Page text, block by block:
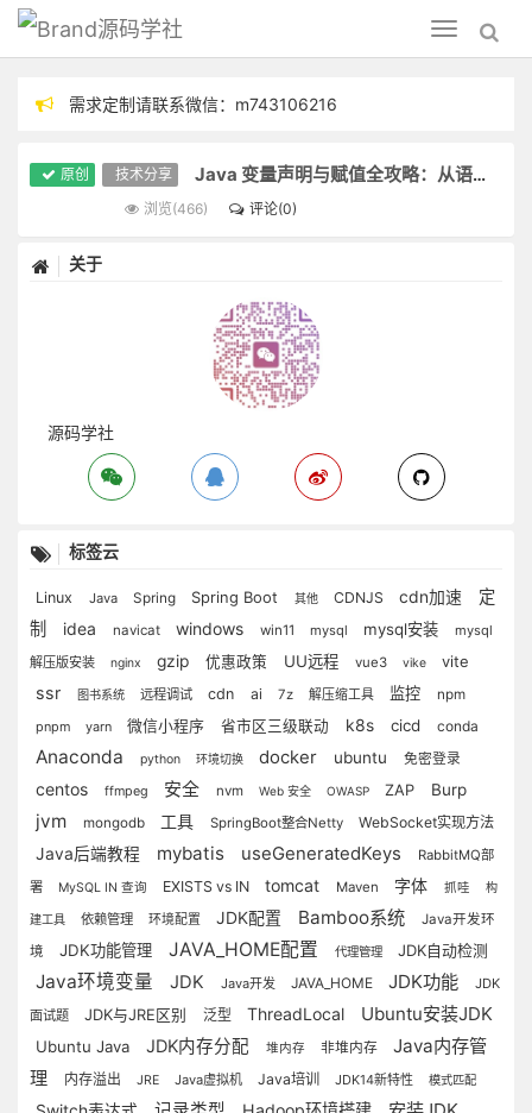
Toggle
navigation
源码学社
需求定制请联系微信：m743106216
原创 技术分享 Java 变量声明与赋值全攻略：从语法基础到实践案例
浏览(466) 评论(0)
关于
源码学社
标签云
Linux Java Spring Spring Boot 其他 CDNJS cdn加速
定
制
idea navicat windows win11 mysql mysql安装
mysql
解压版安装
nginx gzip 优惠政策 UU远程 vue3 vike vite
ssr 图书系统 远程调试 cdn ai 7z 解压缩工具 监控
npm
pnpm
yarn 微信小程序 省市区三级联动 k8s cicd conda
Anaconda python 环境切换 docker ubuntu 免密登录
centos ffmpeg 安全 nvm Web 安全 OWASP ZAP Burp
jvm mongodb 工具 SpringBoot整合Netty WebSocket实现方法
Java后端教程 mybatis useGeneratedKeys
RabbitMQ部
署
MySQL IN 查询 EXISTS vs IN tomcat Maven 字体 抓哇 构
建工具 依赖管理 环境配置 JDK配置 Bamboo系统
Java开发环
境
JDK功能管理 JAVA_HOME配置 代理管理 JDK自动检测
Java环境变量 JDK Java开发 JAVA_HOME JDK功能
JDK
面试题
JDK与JRE区别 泛型 ThreadLocal Ubuntu安装JDK
Ubuntu Java JDK内存分配 堆内存 非堆内存
Java内存管
理
内存溢出 JRE Java虚拟机 Java培训 JDK14新特性 模式匹配